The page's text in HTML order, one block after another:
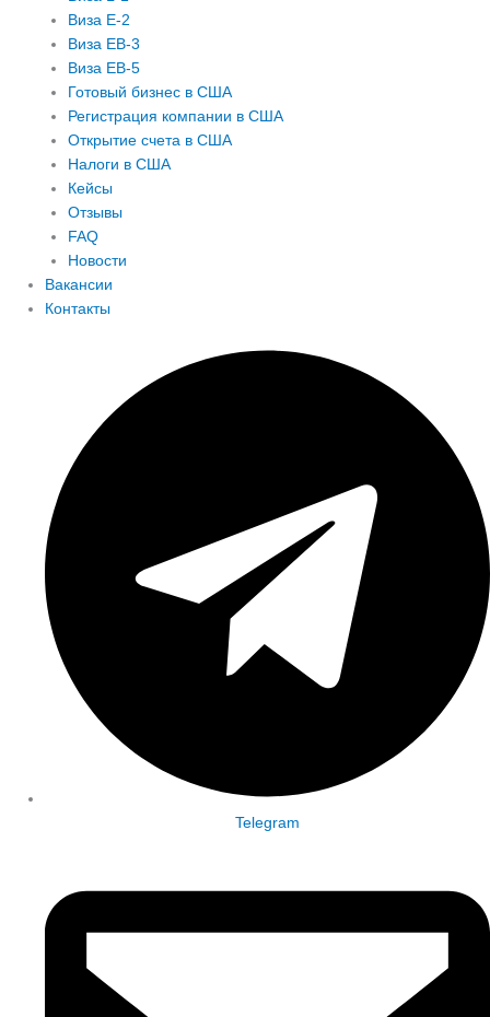
Виза E-2
Виза EB-3
Виза EB-5
Готовый бизнес в США
Регистрация компании в США
Открытие счета в США
Налоги в США
Кейсы
Отзывы
FAQ
Новости
Вакансии
Контакты
Telegram